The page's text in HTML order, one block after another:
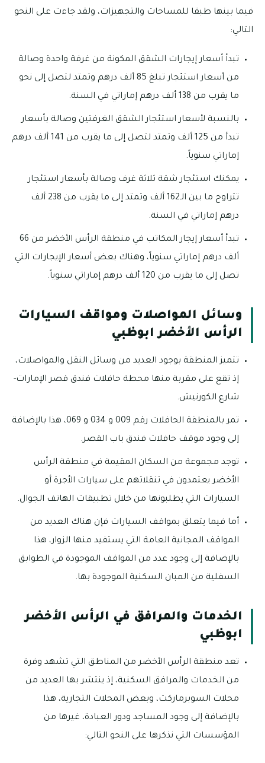
فيما بينها طبقا للمساحات والتجهيزات، ولقد جاءت على النحو
التالي:
تبدأ أسعار إيجارات الشقق المكونة من غرفة واحدة وصالة
من أسعار استئجار تبلغ 85 ألف درهم وتمتد لتصل إلى نحو
ما يقرب من 138 ألف درهم إماراتي في السنة.
بالنسبة لأسعار استئجار الشقق الغرفتين وصالة بأسعار
تبدأ من 125 ألف وتمتد لتصل إلى ما يقرب من 141 ألف درهم
إماراتي سنوياً.
يمكنك استئجار شقة ثلاثة غرف وصالة بأسعار استئجار
تتراوح ما بين الـ162 ألف وتمتد إلى ما يقرب من 238 ألف
درهم إماراتي في السنة.
تبدأ أسعار إيجار المكاتب في منطقة الرأس الأخضر من 66
ألف درهم إماراتي سنوياً، وهناك بعض أسعار الإيجارات التي
تصل إلى ما يقرب من 120 ألف درهم إماراتي سنوياً.
وسائل المواصلات ومواقف السيارات
الرأس الأخضر ابوظبي
تتميز المنطقة بوجود العديد من وسائل النقل والمواصلات،
إذ تقع على مقربة منها محطة حافلات فندق قصر الإمارات-
شارع الكورنيش.
تمر بالمنطقة الحافلات رقم 009 و 034 و 069، هذا بالإضافة
إلى وجود موقف حافلات فندق باب القصر.
توجد مجموعة من السكان المقيمة في منطقة الرأس
الأخضر يعتمدون في تنقلاتهم على سيارات الأجرة أو
السيارات التي يطلبونها من خلال تطبيقات الهاتف الجوال.
أما فيما يتعلق بمواقف السيارات فإن هناك العديد من
المواقف المجانية العامة التي يستفيد منها الزوار، هذا
بالإضافة إلى وجود عدد من المواقف الموجودة في الطوابق
السفلية من المبان السكنية الموجودة بها.
الخدمات والمرافق في الرأس الأخضر
ابوظبي
تعد منطقة الرأس الأخضر من المناطق التي تشهد وفرة
من الخدمات والمرافق السكنية، إذ ينتشر بها العديد من
محلات السوبرماركت، وبعض المحلات التجارية، هذا
بالإضافة إلى وجود المساجد ودور العبادة، غيرها من
المؤسسات التي نذكرها على النحو التالي: